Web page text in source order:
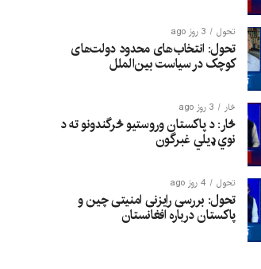
تحول 3 روز ago
تحول: انتخاب‌های محدود دولت‌های
کوچک در سیاست بین‌الملل
څار 3 روز ago
څار: د پاکستان وروستیو څرگندونو ته د
نوي ډیلي غبرگون
تحول 4 روز ago
تحول: بررسی رایزنی امنیتی چین و
پاکستان درباره افغانستان